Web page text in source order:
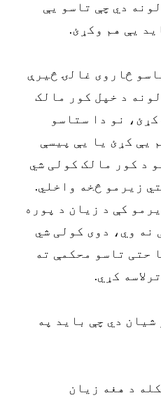
دي چې تاسو یې
یې هم وکړئ.
څاروی غالۍ څیرې
د خپل کور مالک
نو دا ستاسو
یې کړئ یا یې پیسې
د کور مالک کولی شي
زیرمو څخه واخلي.
کې د زیان د پوره
نه وي، دوی کولی شي
حتی تاسو محکمې ته
کړي.
دي چې باید په
د هغه زیان